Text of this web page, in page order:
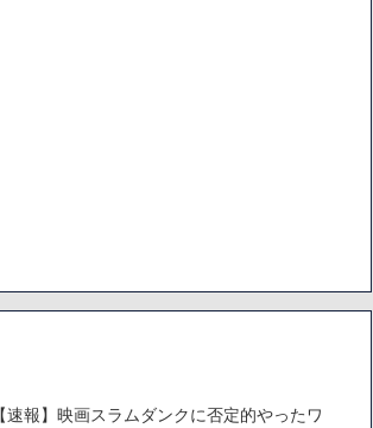
【速報】映画スラムダンクに否定的やったワ